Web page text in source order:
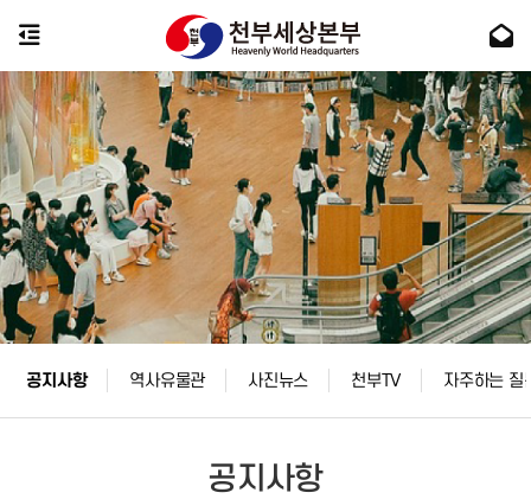
공지사항 역사유물관 사진뉴스 천부TV 자주하는 질
공지사항